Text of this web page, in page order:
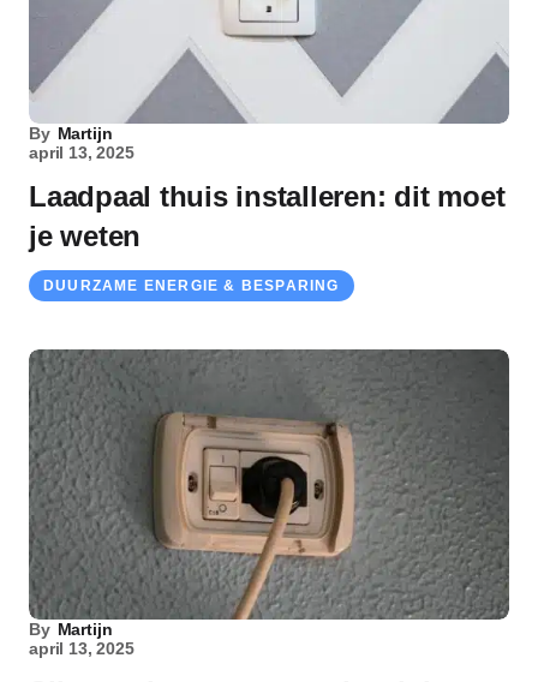
By Martijn
april 13, 2025
Laadpaal thuis installeren: dit moet
je weten
DUURZAME ENERGIE & BESPARING
By Martijn
april 13, 2025